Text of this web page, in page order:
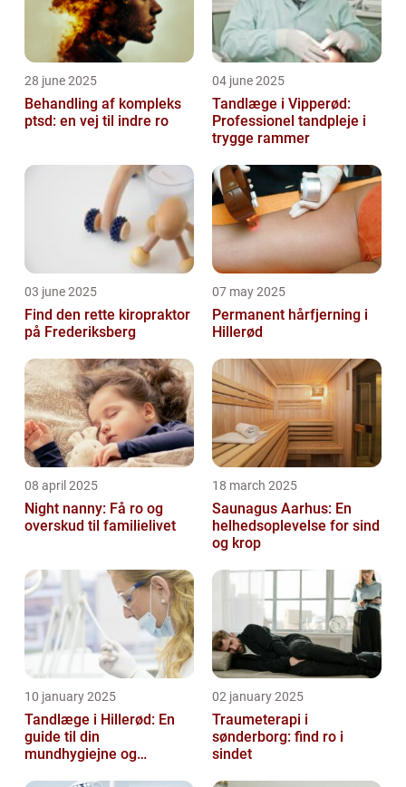
28 june 2025
Behandling af kompleks
ptsd: en vej til indre ro
04 june 2025
Tandlæge i Vipperød:
Professionel tandpleje i
trygge rammer
03 june 2025
Find den rette kiropraktor
på Frederiksberg
07 may 2025
Permanent hårfjerning i
Hillerød
08 april 2025
Night nanny: Få ro og
overskud til familielivet
18 march 2025
Saunagus Aarhus: En
helhedsoplevelse for sind
og krop
10 january 2025
Tandlæge i Hillerød: En
guide til din
mundhygiejne og
02 january 2025
Traumeterapi i
sønderborg: find ro i
sindet